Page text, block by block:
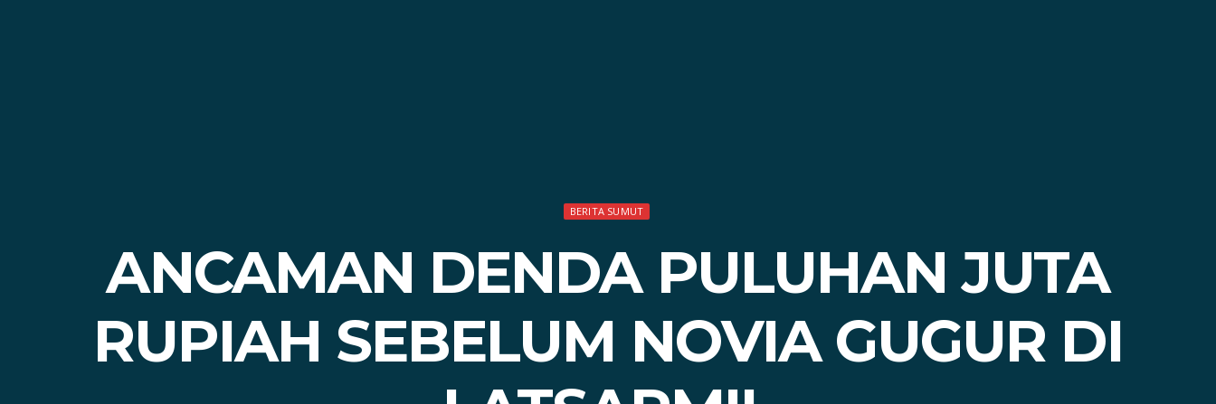
BERITA SUMUT
ANCAMAN DENDA PULUHAN JUTA
RUPIAH SEBELUM NOVIA GUGUR DI